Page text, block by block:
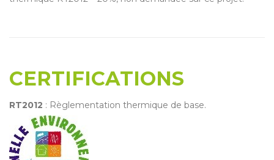
CERTIFICATIONS
RT2012 : Règlementation thermique de base.